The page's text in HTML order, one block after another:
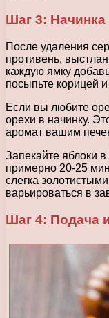
Шаг 3: Начинка
После удаления
противень,
каждую ямку
посыпьте корицей
Если вы любите
орехи в начинку.
аромат вашим
Запекайте яблоки в
примерно 20-25
слегка
варьироваться в
Шаг 4: Подача